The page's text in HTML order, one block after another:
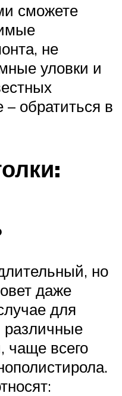
сможете
не
уловки и
обратиться в
но
даже
для
различные
чаще всего